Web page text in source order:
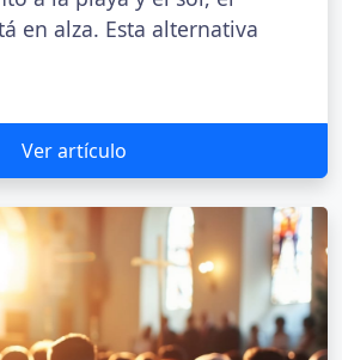
en alza. Esta alternativa
Ver artículo